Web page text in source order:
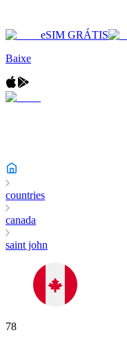
eSIM GRÁTIS
Baixe
countries
canada
saint john
78